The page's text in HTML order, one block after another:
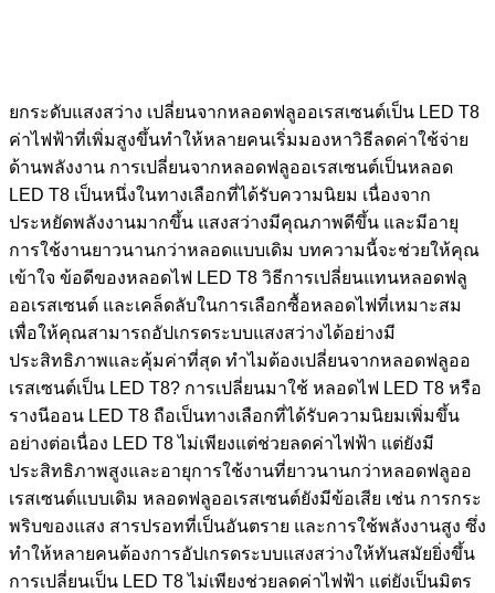
ยกระดับแสงสว่าง เปลี่ยนจากหลอดฟลูออเรสเซนต์เป็น LED T8
ค่าไฟฟ้าที่เพิ่มสูงขึ้นทำให้หลายคนเริ่มมองหาวิธีลดค่าใช้จ่าย
ด้านพลังงาน การเปลี่ยนจากหลอดฟลูออเรสเซนต์เป็นหลอด
LED T8 เป็นหนึ่งในทางเลือกที่ได้รับความนิยม เนื่องจาก
ประหยัดพลังงานมากขึ้น แสงสว่างมีคุณภาพดีขึ้น และมีอายุ
การใช้งานยาวนานกว่าหลอดแบบเดิม บทความนี้จะช่วยให้คุณ
เข้าใจ ข้อดีของหลอดไฟ LED T8 วิธีการเปลี่ยนแทนหลอดฟลู
ออเรสเซนต์ และเคล็ดลับในการเลือกซื้อหลอดไฟที่เหมาะสม
เพื่อให้คุณสามารถอัปเกรดระบบแสงสว่างได้อย่างมี
ประสิทธิภาพและคุ้มค่าที่สุด ทำไมต้องเปลี่ยนจากหลอดฟลูออ
เรสเซนต์เป็น LED T8? การเปลี่ยนมาใช้ หลอดไฟ LED T8 หรือ
รางนีออน LED T8 ถือเป็นทางเลือกที่ได้รับความนิยมเพิ่มขึ้น
อย่างต่อเนื่อง LED T8 ไม่เพียงแต่ช่วยลดค่าไฟฟ้า แต่ยังมี
ประสิทธิภาพสูงและอายุการใช้งานที่ยาวนานกว่าหลอดฟลูออ
เรสเซนต์แบบเดิม หลอดฟลูออเรสเซนต์ยังมีข้อเสีย เช่น การกระ
พริบของแสง สารปรอทที่เป็นอันตราย และการใช้พลังงานสูง ซึ่ง
ทำให้หลายคนต้องการอัปเกรดระบบแสงสว่างให้ทันสมัยยิ่งขึ้น
การเปลี่ยนเป็น LED T8 ไม่เพียงช่วยลดค่าไฟฟ้า แต่ยังเป็นมิตร